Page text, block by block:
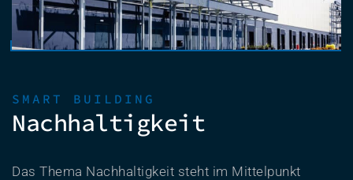
SMART BUILDING
Nachhaltigkeit
Das Thema Nachhaltigkeit steht im Mittelpunkt